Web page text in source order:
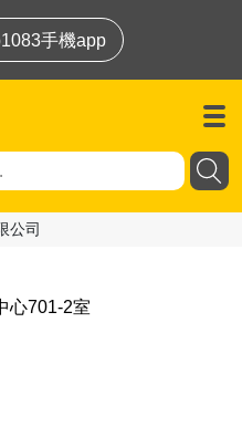
手機app
公司
心701-2室